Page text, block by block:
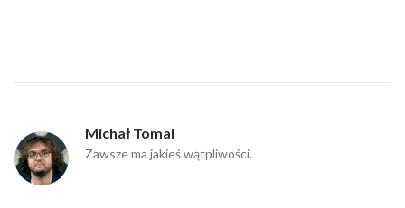
Michał Tomal
Zawsze ma jakieś wątpliwości.